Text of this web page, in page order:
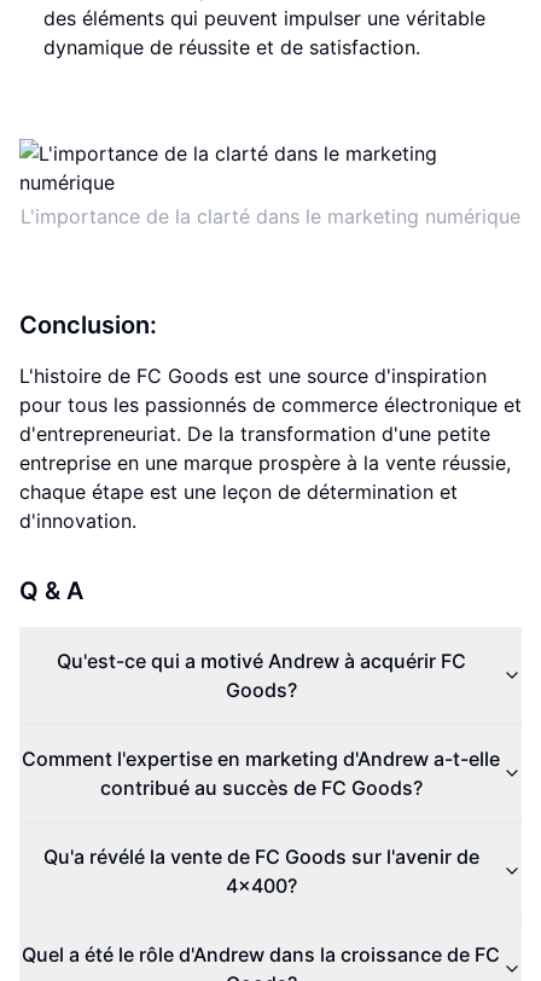
des éléments qui peuvent impulser une véritable
dynamique de réussite et de satisfaction.
L'importance de la clarté dans le marketing numérique
Conclusion:
L'histoire de FC Goods est une source d'inspiration
pour tous les passionnés de commerce électronique et
d'entrepreneuriat. De la transformation d'une petite
entreprise en une marque prospère à la vente réussie,
chaque étape est une leçon de détermination et
d'innovation.
Q & A
Qu'est-ce qui a motivé Andrew à acquérir FC
Goods?
Comment l'expertise en marketing d'Andrew a-t-elle
contribué au succès de FC Goods?
Qu'a révélé la vente de FC Goods sur l'avenir de
4x400?
Quel a été le rôle d'Andrew dans la croissance de FC